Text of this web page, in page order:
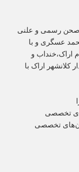
شانزدهم مهر ماه ۱۴۰۳، صحن رسمی و علنی
عسگری و با
اراک،خنداب و
اراک با
تخصصی
تخصصی